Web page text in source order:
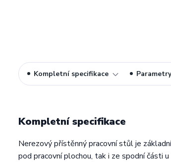
Kompletní specifikace Parametry
Kompletní specifikace
Nerezový přístěnný pracovní stůl je
pod pracovní plochou, tak i ze spodní části